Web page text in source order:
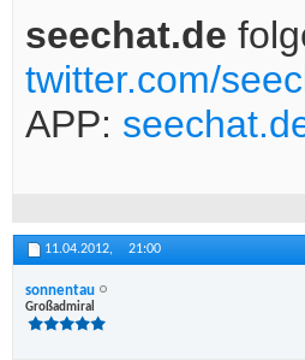
seechat.de
twitter.com/
APP:
11.04.2012, 21:00
sonnentau
Großadmiral